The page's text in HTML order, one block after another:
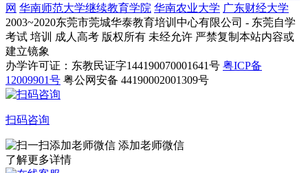
网 华南师范大学继续教育学院 华南农业大学 广东财经大学
2003~2020东莞市莞城华泰教育培训中心有限公司 - 东莞自学
考试 培训 成人高考 版权所有 未经允许 严禁复制本站内容或
建立镜象
办学许可证：东教民证字144190070001641号 粤ICP备
12009901号 粤公网安备 44190002001309号
扫码咨询
添加老师微信
了解更多详情